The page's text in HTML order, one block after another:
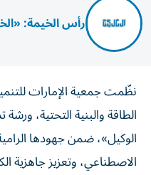
رأس الخيمة:
نظّمت جمعية الإمارات
الطاقة والبنية التحتية،
الوكيل»، ضمن جهودها
الاصطناعي، وتعزيز جاهزية